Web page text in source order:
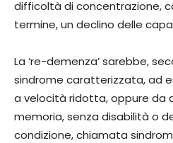
difficoltà di concentrazione,
termine, un declino delle
La ‘re-demenza’ sarebbe,
sindrome caratterizzata, ad
a velocità ridotta, oppure da
memoria, senza disabilità o
condizione, chiamata